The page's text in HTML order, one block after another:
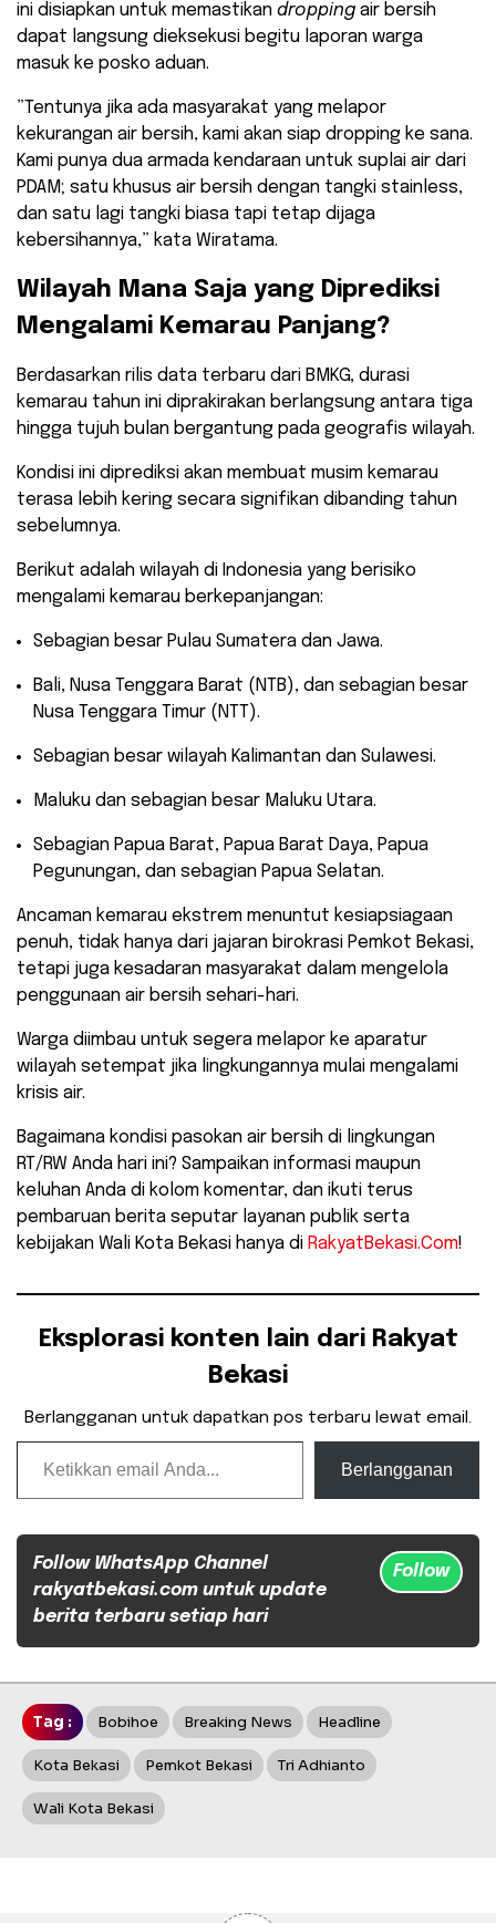
ini disiapkan untuk memastikan dropping air bersih
dapat langsung dieksekusi begitu laporan warga
masuk ke posko aduan.
​”Tentunya jika ada masyarakat yang melapor
kekurangan air bersih, kami akan siap dropping ke sana.
Kami punya dua armada kendaraan untuk suplai air dari
PDAM; satu khusus air bersih dengan tangki stainless,
dan satu lagi tangki biasa tapi tetap dijaga
kebersihannya,” kata Wiratama.
​Wilayah Mana Saja yang Diprediksi
Mengalami Kemarau Panjang?
​Berdasarkan rilis data terbaru dari BMKG, durasi
kemarau tahun ini diprakirakan berlangsung antara tiga
hingga tujuh bulan bergantung pada geografis wilayah.
Kondisi ini diprediksi akan membuat musim kemarau
terasa lebih kering secara signifikan dibanding tahun
sebelumnya.
​Berikut adalah wilayah di Indonesia yang berisiko
mengalami kemarau berkepanjangan:
​Sebagian besar Pulau Sumatera dan Jawa.
​Bali, Nusa Tenggara Barat (NTB), dan sebagian besar
Nusa Tenggara Timur (NTT).
​Sebagian besar wilayah Kalimantan dan Sulawesi.
​Maluku dan sebagian besar Maluku Utara.
​Sebagian Papua Barat, Papua Barat Daya, Papua
Pegunungan, dan sebagian Papua Selatan.
​Ancaman kemarau ekstrem menuntut kesiapsiagaan
penuh, tidak hanya dari jajaran birokrasi Pemkot Bekasi,
tetapi juga kesadaran masyarakat dalam mengelola
penggunaan air bersih sehari-hari.
Warga diimbau untuk segera melapor ke aparatur
wilayah setempat jika lingkungannya mulai mengalami
krisis air.
​Bagaimana kondisi pasokan air bersih di lingkungan
RT/RW Anda hari ini? Sampaikan informasi maupun
keluhan Anda di kolom komentar, dan ikuti terus
pembaruan berita seputar layanan publik serta
kebijakan Wali Kota Bekasi hanya di RakyatBekasi.Com!
Eksplorasi konten lain dari Rakyat
Bekasi
Berlangganan untuk dapatkan pos terbaru lewat email.
Ketikkan email Anda...
Berlangganan
Follow WhatsApp Channel
rakyatbekasi.com untuk update
berita terbaru setiap hari
Follow
Tag : Bobihoe Breaking News Headline
Kota Bekasi Pemkot Bekasi Tri Adhianto
Wali Kota Bekasi